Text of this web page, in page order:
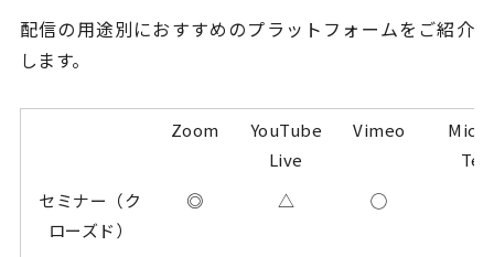
配信の用途別におすすめのプラットフォームをご紹介
します。
Zoom
YouTube
Live
Vimeo
セミナー（ク
ローズド）
◎ △ ◯